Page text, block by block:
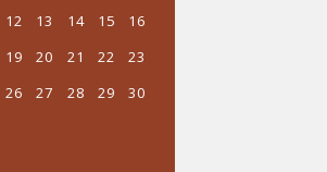
12 13 14 15
16
19 20 21 22
23
26 27 28 29
30